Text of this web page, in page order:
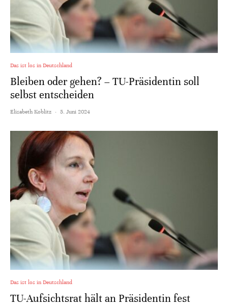
Das ist los in Deutschland
Bleiben oder gehen? – TU-Präsidentin soll
selbst entscheiden
Elisabeth Koblitz · 5. Juni 2024
Das ist los in Deutschland
TU-Aufsichtsrat hält an Präsidentin fest